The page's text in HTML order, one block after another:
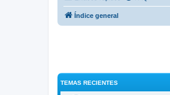
Índice general
TEMAS RECIENTES